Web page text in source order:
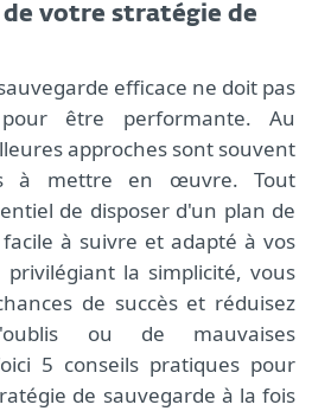
votre stratégie de
efficace ne doit pas
être performante. Au
approches sont souvent
à mettre en œuvre. Tout
de disposer d'un plan de
à suivre et adapté à vos
privilégiant la simplicité, vous
de succès et réduisez
ou de mauvaises
5 conseils pratiques pour
de sauvegarde à la fois